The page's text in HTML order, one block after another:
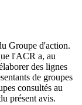
Groupe d'action.
l'ACR a, au
des lignes
de groupes
consultés au
présent avis.